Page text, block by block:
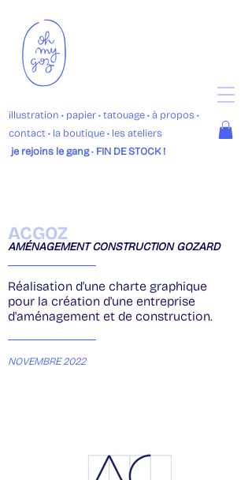
illustration • papier •tatouage•à propos •
contact• la boutique• les ateliers
je rejoins le gang• FIN DE STOCK !
ACGOZ
AMÉNAGEMENT CONSTRUCTION GOZARD
Réalisation d'une charte graphique
pour la création d'une entreprise
d'aménagement et de construction.
NOVEMBRE 2022